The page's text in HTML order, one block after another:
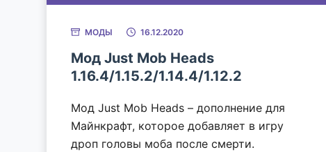
МОДЫ 16.12.2020
Мод Just Mob Heads
1.16.4/1.15.2/1.14.4/1.12.2
Мод Just Mob Heads – дополнение для
Майнкрафт, которое добавляет в игру
дроп головы моба после смерти.